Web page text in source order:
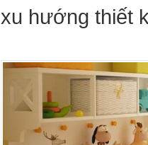
xu hướng thiết